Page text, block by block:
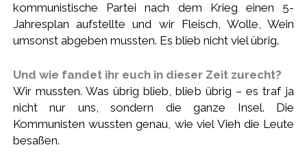
kommunistische Partei nach dem Krieg einen 5-
Jahresplan aufstellte und wir Fleisch, Wolle, Wein
umsonst abgeben mussten. Es blieb nicht viel übrig.
Und wie fandet ihr euch in dieser Zeit zurecht?
Wir mussten. Was übrig blieb, blieb übrig – es traf ja
nicht nur uns, sondern die ganze Insel. Die
Kommunisten wussten genau, wie viel Vieh die Leute
besaßen.